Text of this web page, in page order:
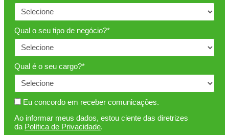
Qual o seu tipo de negócio?*
Qual é o seu cargo?*
Eu concordo em receber comunicações.
Ao informar meus dados, estou ciente das diretrizes
da Política de Privacidade.